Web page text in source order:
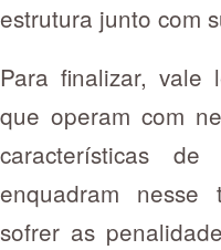
estrutura junto com
Para finalizar, vale
que operam com
características
enquadram
sofrer as